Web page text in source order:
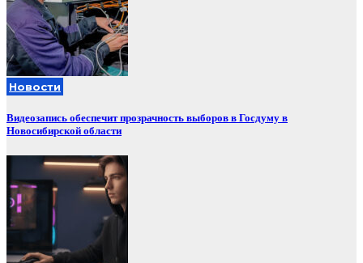
Новости
Видеозапись обеспечит прозрачность выборов в Госдуму в
Новосибирской области